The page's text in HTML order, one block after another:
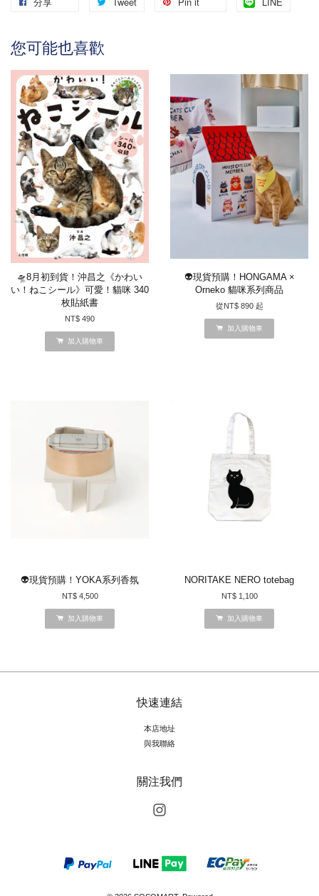
您可能也喜歡
🛸8月初到貨！沖昌之《かわい
い！ねこシール》可愛！貓咪 340
枚貼紙書
NT$ 490
加入購物車
👽現貨預購！HONGAMA ×
Orneko 貓咪系列商品
從NT$ 890 起
加入購物車
👽現貨預購！YOKA系列香氛
NT$ 4,500
加入購物車
NORITAKE NERO totebag
NT$ 1,100
加入購物車
快速連結
本店地址
與我聯絡
關注我們